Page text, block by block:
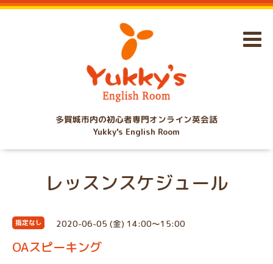
多賀城市内の初心者専門オンライン英会話
Yukky's English Room
レッスンスケジュール
指定なし 2020-06-05 (金) 14:00～15:00
OAスピーキング